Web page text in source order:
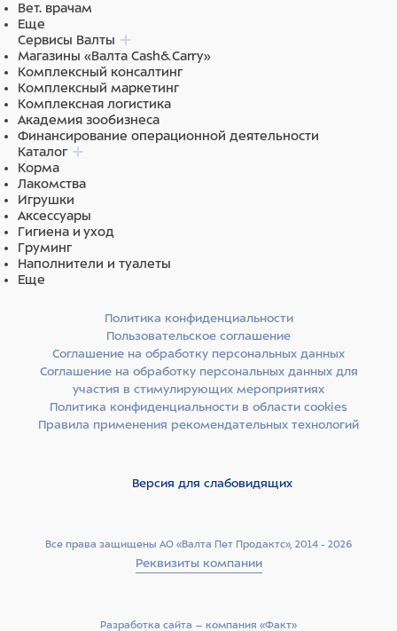
Вет. врачам
Еще
Сервисы Валты
Магазины «Валта Cash&Carry»
Комплексный консалтинг
Комплексный маркетинг
Комплексная логистика
Академия зообизнеса
Финансирование операционной деятельности
Каталог
Корма
Лакомства
Игрушки
Аксессуары
Гигиена и уход
Груминг
Наполнители и туалеты
Еще
Все права защищены АО «Валта Пет Продактс», 2014 - 2026
Реквизиты компании
Политика конфиденциальности
Пользовательское соглашение
Соглашение на обработку персональных данных
Соглашение на обработку персональных данных для
участия в стимулирующих мероприятиях
Политика конфиденциальности в области cookies
Правила применения рекомендательных технологий
Версия для слабовидящих
Разработка сайта –­ компания «Факт»